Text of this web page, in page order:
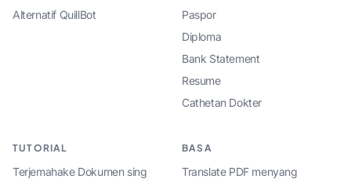
Alternatif QuillBot
Paspor
Diploma
Bank Statement
Resume
Cathetan Dokter
TUTORIAL
Terjemahake Dokumen sing
BASA
Translate PDF menyang